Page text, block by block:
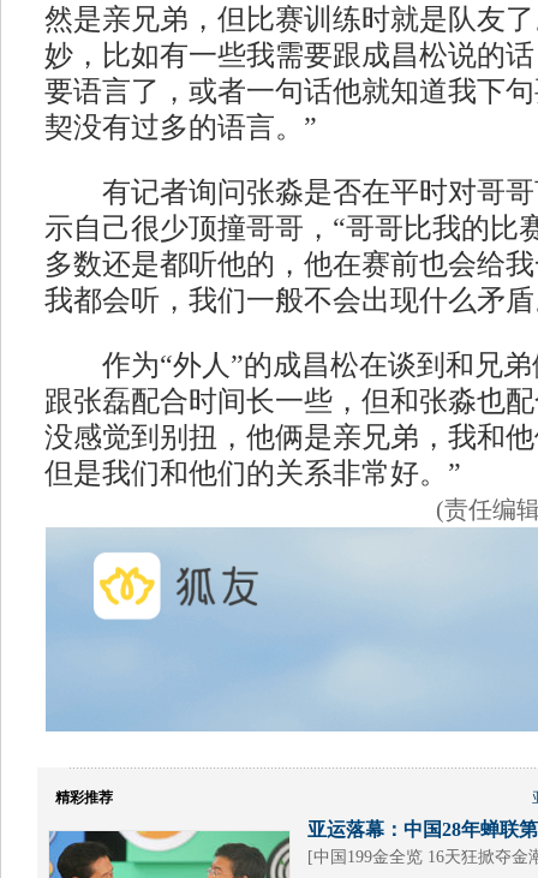
然是亲兄弟，但比赛训练时就是队友
妙，比如有一些我需要跟成昌松说的
要语言了，或者一句话他就知道我下
契没有过多的语言。”
有记者询问张淼是否在平时对哥哥
示自己很少顶撞哥哥，“哥哥比我的比
多数还是都听他的，他在赛前也会给
我都会听，我们一般不会出现什么矛盾
作为“外人”的成昌松在谈到和兄弟
跟张磊配合时间长一些，但和张淼也
没感觉到别扭，他俩是亲兄弟，我和
但是我们和他们的关系非常好。”
(责任编
精彩推荐
亚运落幕：中国28年蝉联
[中国199金全览 16天狂掀夺金